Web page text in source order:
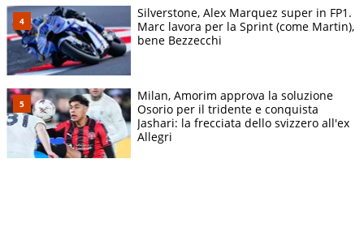
Silverstone, Alex Marquez super in FP1.
Marc lavora per la Sprint (come Martin),
bene Bezzecchi
Milan, Amorim approva la soluzione
Osorio per il tridente e conquista
Jashari: la frecciata dello svizzero all'ex
Allegri